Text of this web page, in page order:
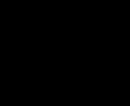
TURBO 3400